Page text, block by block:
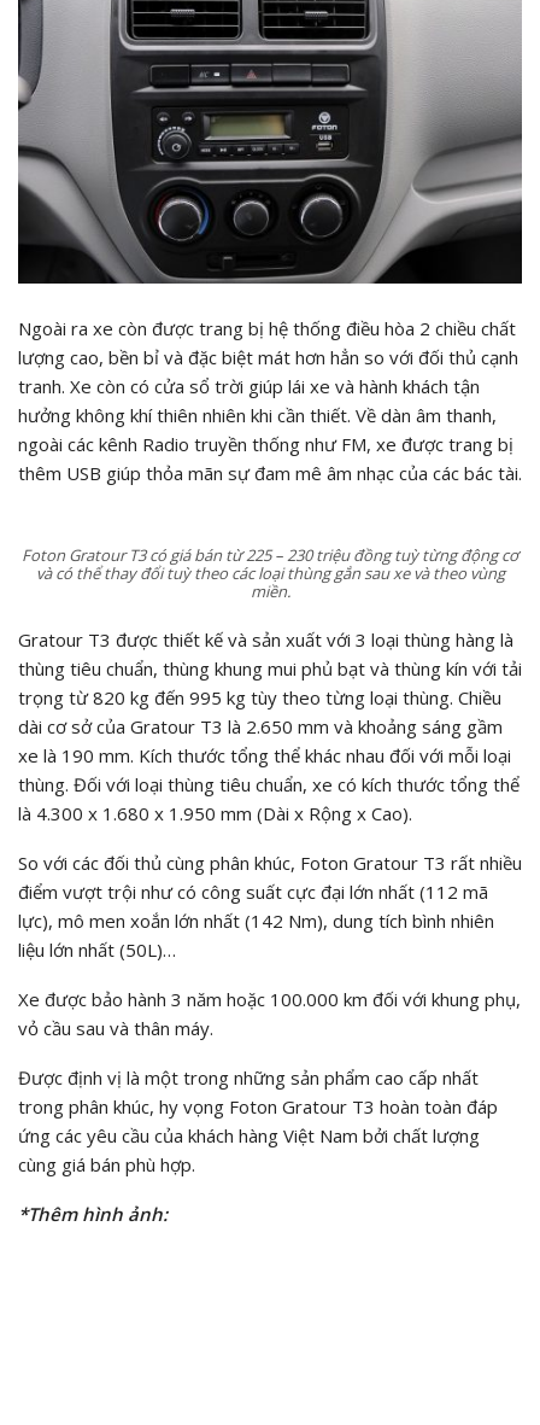
Ngoài ra xe còn được trang bị hệ thống điều hòa 2 chiều chất
lượng cao, bền bỉ và đặc biệt mát hơn hẳn so với đối thủ cạnh
tranh. Xe còn có cửa sổ trời giúp lái xe và hành khách tận
hưởng không khí thiên nhiên khi cần thiết. Về dàn âm thanh,
ngoài các kênh Radio truyền thống như FM, xe được trang bị
thêm USB giúp thỏa mãn sự đam mê âm nhạc của các bác tài.
Foton Gratour T3 có giá bán từ 225 – 230 triệu đồng tuỳ từng động cơ
và có thể thay đổi tuỳ theo các loại thùng gắn sau xe và theo vùng
miền.
Gratour T3 được thiết kế và sản xuất với 3 loại thùng hàng là
thùng tiêu chuẩn, thùng khung mui phủ bạt và thùng kín với tải
trọng từ 820 kg đến 995 kg tùy theo từng loại thùng. Chiều
dài cơ sở của Gratour T3 là 2.650 mm và khoảng sáng gầm
xe là 190 mm. Kích thước tổng thể khác nhau đối với mỗi loại
thùng. Đối với loại thùng tiêu chuẩn, xe có kích thước tổng thể
là 4.300 x 1.680 x 1.950 mm (Dài x Rộng x Cao).
So với các đối thủ cùng phân khúc, Foton Gratour T3 rất nhiều
điểm vượt trội như có công suất cực đại lớn nhất (112 mã
lực), mô men xoắn lớn nhất (142 Nm), dung tích bình nhiên
liệu lớn nhất (50L)…
Xe được bảo hành 3 năm hoặc 100.000 km đối với khung phụ,
vỏ cầu sau và thân máy.
Được định vị là một trong những sản phẩm cao cấp nhất
trong phân khúc, hy vọng Foton Gratour T3 hoàn toàn đáp
ứng các yêu cầu của khách hàng Việt Nam bởi chất lượng
cùng giá bán phù hợp.
*Thêm hình ảnh: